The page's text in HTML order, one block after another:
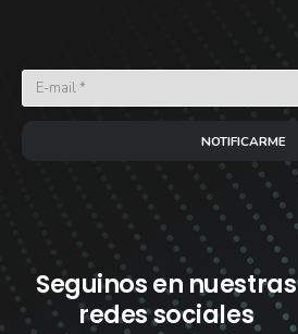
NOTIFICARME
Seguinos en nuestras
redes sociales